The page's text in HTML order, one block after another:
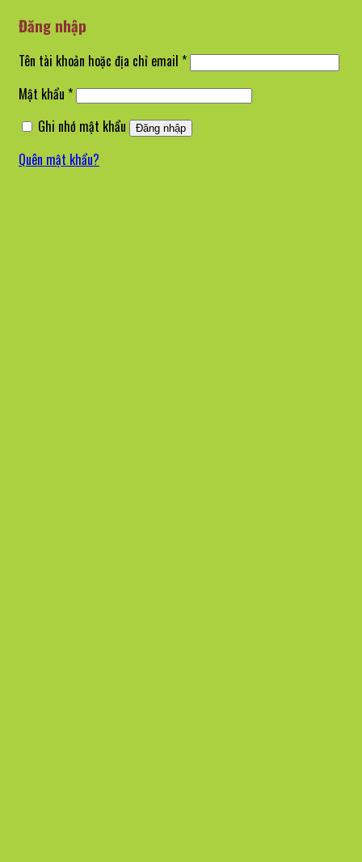
Đăng nhập
Tên tài khoản hoặc địa chỉ email *Bắt
Mật khẩu *Bắt
Ghi nhớ mật khẩu Đăng nhập
Quên mật khẩu?